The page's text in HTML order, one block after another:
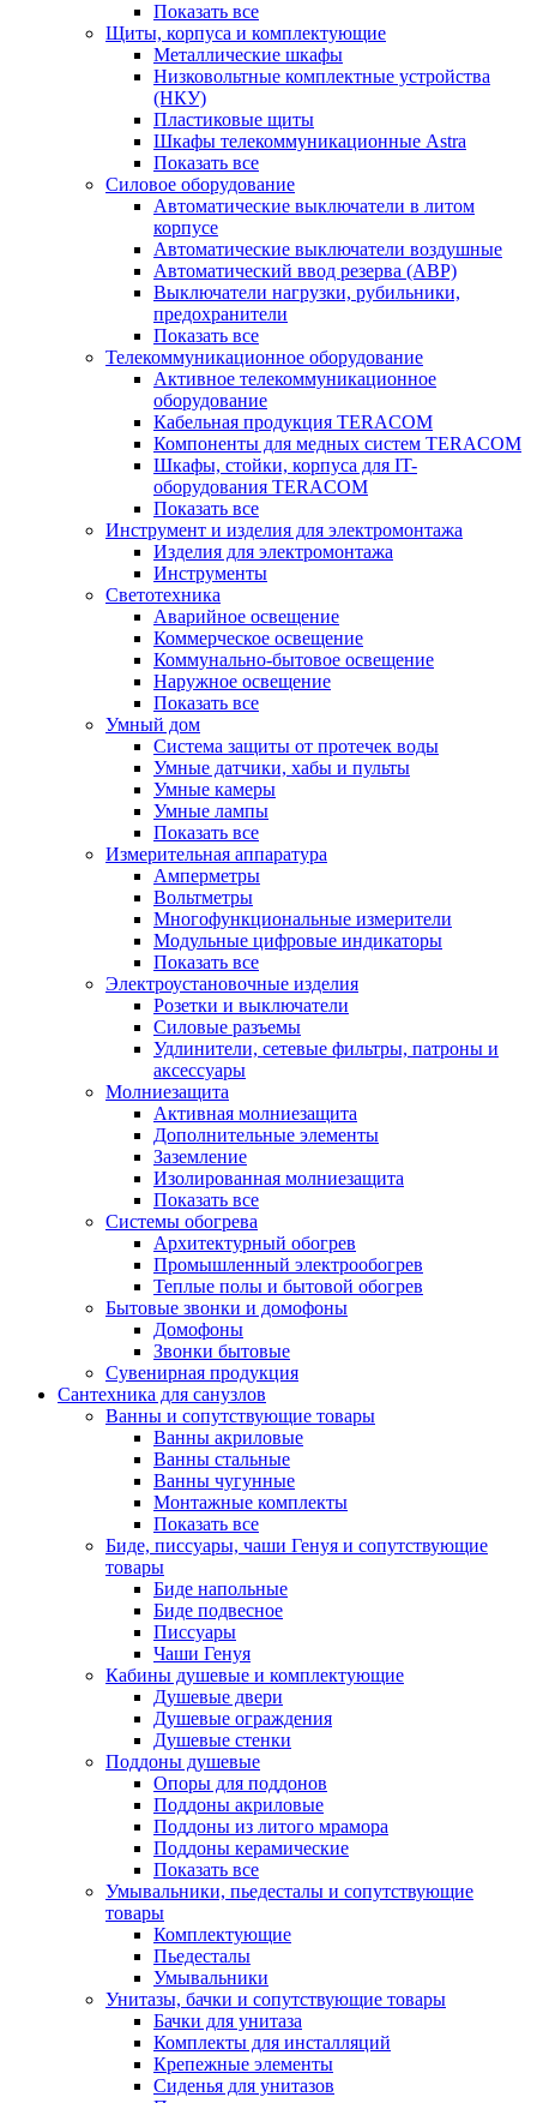
Показать все
Щиты, корпуса и комплектующие
Металлические шкафы
Низковольтные комплектные устройства
(НКУ)
Пластиковые щиты
Шкафы телекоммуникационные Astra
Показать все
Силовое оборудование
Автоматические выключатели в литом
корпусе
Автоматические выключатели воздушные
Автоматический ввод резерва (АВР)
Выключатели нагрузки, рубильники,
предохранители
Показать все
Телекоммуникационное оборудование
Активное телекоммуникационное
оборудование
Кабельная продукция TERACOM
Компоненты для медных систем TERACOM
Шкафы, стойки, корпуса для IT-
оборудования TERACOM
Показать все
Инструмент и изделия для электромонтажа
Изделия для электромонтажа
Инструменты
Светотехника
Аварийное освещение
Коммерческое освещение
Коммунально-бытовое освещение
Наружное освещение
Показать все
Умный дом
Система защиты от протечек воды
Умные датчики, хабы и пульты
Умные камеры
Умные лампы
Показать все
Измерительная аппаратура
Амперметры
Вольтметры
Многофункциональные измерители
Модульные цифровые индикаторы
Показать все
Электроустановочные изделия
Розетки и выключатели
Силовые разъемы
Удлинители, сетевые фильтры, патроны и
аксессуары
Молниезащита
Активная молниезащита
Дополнительные элементы
Заземление
Изолированная молниезащита
Показать все
Системы обогрева
Архитектурный обогрев
Промышленный электрообогрев
Теплые полы и бытовой обогрев
Бытовые звонки и домофоны
Домофоны
Звонки бытовые
Сувенирная продукция
Сантехника для санузлов
Ванны и сопутствующие товары
Ванны акриловые
Ванны стальные
Ванны чугунные
Монтажные комплекты
Показать все
Биде, писсуары, чаши Генуя и сопутствующие
товары
Биде напольные
Биде подвесное
Писсуары
Чаши Генуя
Кабины душевые и комплектующие
Душевые двери
Душевые ограждения
Душевые стенки
Поддоны душевые
Опоры для поддонов
Поддоны акриловые
Поддоны из литого мрамора
Поддоны керамические
Показать все
Умывальники, пьедесталы и сопутствующие
товары
Комплектующие
Пьедесталы
Умывальники
Унитазы, бачки и сопутствующие товары
Бачки для унитаза
Комплекты для инсталляций
Крепежные элементы
Сиденья для унитазов